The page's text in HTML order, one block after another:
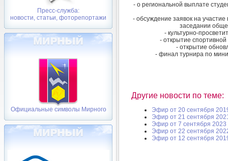
Пресс-служба:
новости, статьи, фоторепортажи
Официальные символы Мирного
- о региональной выплате
- обсуждение заявок на
заседании
- культурно-
- открытие
- открытие
- финал турнира по
Другие новости по теме:
Эфир от 20 сентября
Эфир от 21 сентября
Эфир от 7 сентября 2023
Эфир от 22 сентября
Эфир от 12 сентября